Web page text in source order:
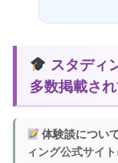
スタディ
多数掲載さ
体験談につい
ィング公式サイ